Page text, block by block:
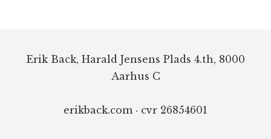
Erik Back, Harald Jensens Plads 4.th, 8000
Aarhus C
erikback.com · cvr 26854601